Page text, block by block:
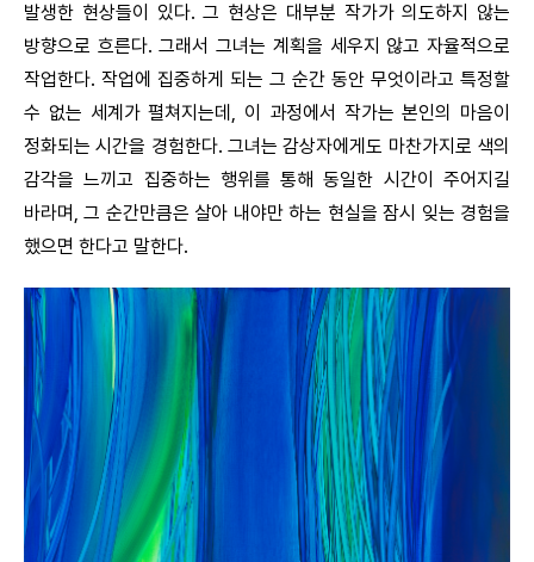
발생한 현상들이 있다. 그 현상은 대부분 작가가 의도하지 않는
방향으로 흐른다. 그래서 그녀는 계획을 세우지 않고 자율적으로
작업한다. 작업에 집중하게 되는 그 순간 동안 무엇이라고 특정할
수 없는 세계가 펼쳐지는데, 이 과정에서 작가는 본인의 마음이
정화되는 시간을 경험한다. 그녀는 감상자에게도 마찬가지로 색의
감각을 느끼고 집중하는 행위를 통해 동일한 시간이 주어지길
바라며, 그 순간만큼은 살아 내야만 하는 현실을 잠시 잊는 경험을
했으면 한다고 말한다.